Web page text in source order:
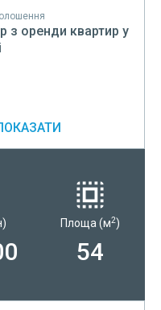
з оренди квартир у
Площа (м2)
54